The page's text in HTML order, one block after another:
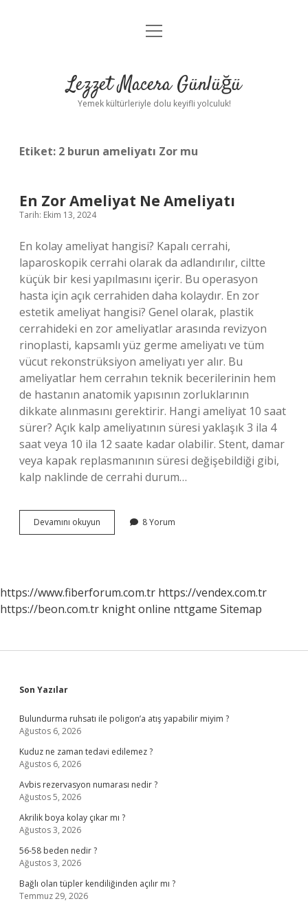
Anasayfa
Yasal Uyarı
menüyü
Lezzet Macera Günlüğü
Yemek kültürleriyle dolu keyifli yolculuk!
Etiket: 2 burun ameliyatı Zor mu
En Zor Ameliyat Ne Ameliyatı
Tarih: Ekim 13, 2024
En kolay ameliyat hangisi? Kapalı cerrahi,
laparoskopik cerrahi olarak da adlandırılır, ciltte
küçük bir kesi yapılmasını içerir. Bu operasyon
hasta için açık cerrahiden daha kolaydır. En zor
estetik ameliyat hangisi? Genel olarak, plastik
cerrahideki en zor ameliyatlar arasında revizyon
rinoplasti, kapsamlı yüz germe ameliyatı ve tüm
vücut rekonstrüksiyon ameliyatı yer alır. Bu
ameliyatlar hem cerrahın teknik becerilerinin hem
de hastanın anatomik yapısının zorluklarının
dikkate alınmasını gerektirir. Hangi ameliyat 10 saat
sürer? Açık kalp ameliyatının süresi yaklaşık 3 ila 4
saat veya 10 ila 12 saate kadar olabilir. Stent, damar
veya kapak replasmanının süresi değişebildiği gibi,
kalp naklinde de cerrahi durum…
Devamını okuyun
Zor
8 Yorum
https://www.fiberforum.com.tr https://vendex.com.tr
https://beon.com.tr knight online nttgame Sitemap
Sidebar
Son Yazılar
Bulundurma ruhsatı ile poligon’a atış yapabilir miyim ?
Ağustos 6, 2026
Kuduz ne zaman tedavi edilemez ?
Ağustos 6, 2026
Avbis rezervasyon numarası nedir ?
Ağustos 5, 2026
Akrilik boya kolay çıkar mı ?
Ağustos 3, 2026
56-58 beden nedir ?
Ağustos 3, 2026
Bağlı olan tüpler kendiliğinden açılır mı ?
Temmuz 29, 2026